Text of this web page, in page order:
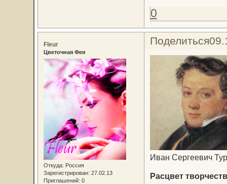
0
Поделиться
Fleur
Цветочная Фея
Откуда: Россия
Зарегистрирован: 27.02.13
Приглашений: 0
Иван Сергеевич
Расцвет